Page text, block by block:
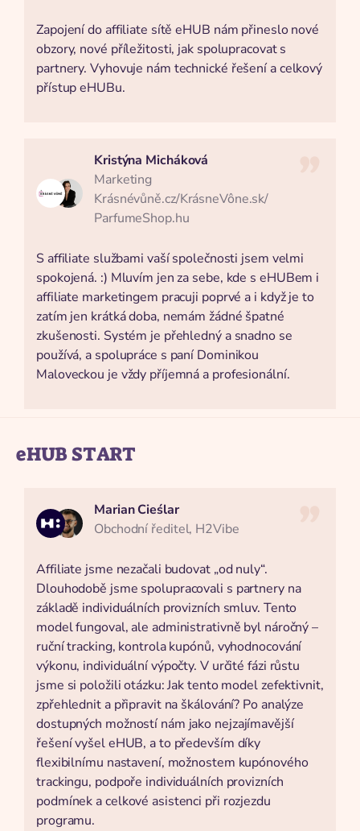
Zapojení do affiliate sítě eHUB nám přineslo nové
obzory, nové příležitosti, jak spolupracovat s
partnery. Vyhovuje nám technické řešení a celkový
přístup eHUBu.
Kristýna Micháková
Marketing
Krásnévůně.cz/KrásneVône.sk/
ParfumeShop.hu
S affiliate službami vaší společnosti jsem velmi
spokojená. :) Mluvím jen za sebe, kde s eHUBem i
affiliate marketingem pracuji poprvé a i když je to
zatím jen krátká doba, nemám žádné špatné
zkušenosti. Systém je přehledný a snadno se
používá, a spolupráce s paní Dominikou
Maloveckou je vždy příjemná a profesionální.
eHUB START
Marian Cieślar
Obchodní ředitel, H2Vibe
Affiliate jsme nezačali budovat „od nuly“.
Dlouhodobě jsme spolupracovali s partnery na
základě individuálních provizních smluv. Tento
model fungoval, ale administrativně byl náročný –
ruční tracking, kontrola kupónů, vyhodnocování
výkonu, individuální výpočty. V určité fázi růstu
jsme si položili otázku: Jak tento model zefektivnit,
zpřehlednit a připravit na škálování? Po analýze
dostupných možností nám jako nejzajímavější
řešení vyšel eHUB, a to především díky
flexibilnímu nastavení, možnostem kupónového
trackingu, podpoře individuálních provizních
podmínek a celkové asistenci při rozjezdu
programu.